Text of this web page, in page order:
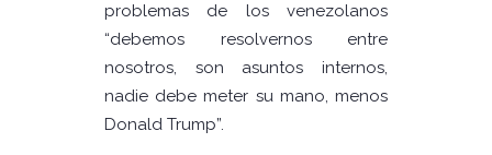
problemas de los venezolanos
“debemos resolvernos entre
nosotros, son asuntos internos,
nadie debe meter su mano, menos
Donald Trump”.